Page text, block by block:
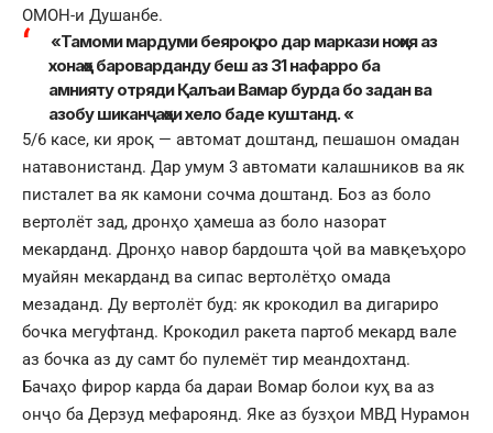
ОМОН-и Душанбе.
«Тамоми мардуми беяроқро дар маркази ноҳия аз
хонаҳо бароварданду беш аз 31 нафарро ба
амнияту отряди Қалъаи Вамар бурда бо задан ва
азобу шиканҷаҳои хело баде куштанд. «
5/6 касе, ки яроқ — автомат доштанд, пешашон омадан
натавонистанд. Дар умум 3 автомати калашников ва як
писталет ва як камони сочма доштанд. Боз аз боло
вертолёт зад, дронҳо ҳамеша аз боло назорат
мекарданд. Дронҳо навор бардошта ҷой ва мавқеъҳоро
муайян мекарданд ва сипас вертолётҳо омада
мезаданд. Ду вертолёт буд: як крокодил ва дигариро
бочка мегуфтанд. Крокодил ракета партоб мекард вале
аз бочка аз ду самт бо пулемёт тир меандохтанд.
Бачаҳо фирор карда ба дараи Вомар болои куҳ ва аз
онҷо ба Дерзуд мефароянд. Яке аз бузҳои МВД Нурамон